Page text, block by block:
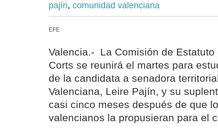
pajín, comunidad valenciana
EFE
Valencia.- La Comisión de
Corts se reunirá el martes para
de la candidata a senadora
Valenciana, Leire Pajín, y su
casi cinco meses después de que
valencianos la propusieran para el